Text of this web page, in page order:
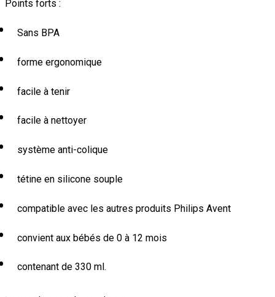
Points forts :
Sans BPA
forme ergonomique
facile à tenir
facile à nettoyer
système anti-colique
tétine en silicone souple
compatible avec les autres produits Philips Avent
convient aux bébés de 0 à 12 mois
contenant de 330 ml.